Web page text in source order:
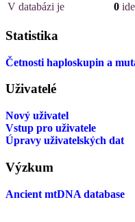
V databázi je
0
Statistika
Četnosti haploskupin a
Uživatelé
Nový uživatel
Vstup pro uživatele
Úpravy uživatelských dat
Výzkum
Ancient mtDNA database